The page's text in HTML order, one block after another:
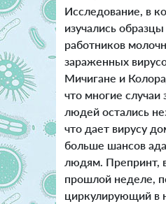
Исследование, в
изучались
работников
зараженных
Мичигане и
что многие случаи
людей остались
что дает вирусу
больше шансов
людям. Препринт,
прошлой неделе,
циркулирующий в